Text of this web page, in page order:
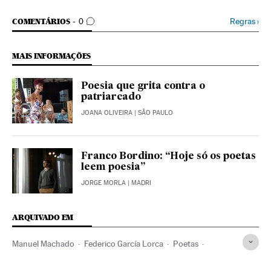
COMENTÁRIOS 0
COMENTÁRIOS Regras›
MAIS INFORMAÇÕES
Poesia que grita contra o
patriarcado
JOANA OLIVEIRA | SÃO PAULO
Franco Bordino: “Hoje só os poetas
leem poesia”
JORGE MORLA | MADRI
ARQUIVADO EM
Manuel Machado Federico García Lorca Poetas